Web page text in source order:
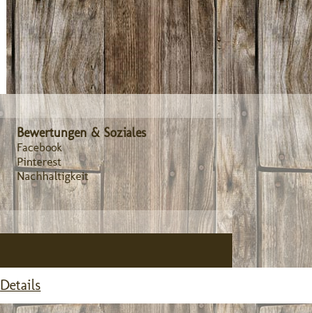
Bewertungen & Soziales
Facebook
Pinterest
Nachhaltigkeit
Details